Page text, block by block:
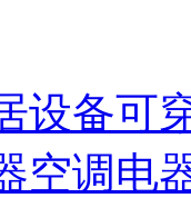
设备可
空调电